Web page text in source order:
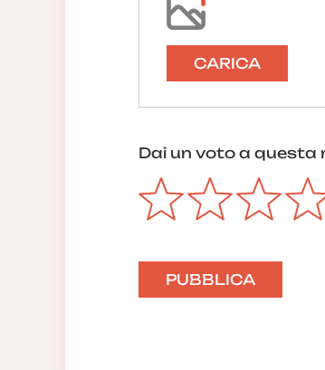
CARICA
Dai un voto a questa